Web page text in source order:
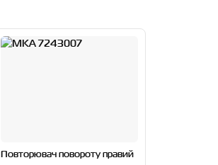
Повторювач повороту правий